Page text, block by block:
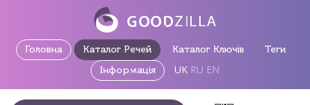
Головна Каталог Речей Каталог Ключів
Теги
Інформація
UK RU EN